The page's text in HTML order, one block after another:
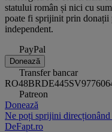
statului român și nici cu
poate fi sprijinit prin donații
independent.
PayPal
Donează
Transfer bancar
Patreon
Donează
Ne poți sprijini
DeFapt.ro